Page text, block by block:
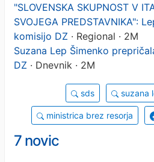
"SLOVENSKA SKUPNOST V
SVOJEGA PREDSTAVNIKA":
komisijo DZ · Regional · 2M
Suzana Lep Šimenko
DZ · Dnevnik · 2M
sds suzana
ministrica brez resorja
7 novic